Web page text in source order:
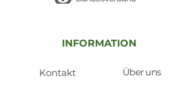
INFORMATION
Kontakt Über uns